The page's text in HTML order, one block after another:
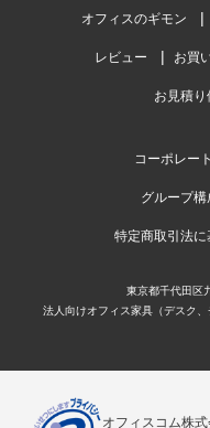
オフィスのギモン
レビュー お買
お見積り
コーポレー
グループ構
特定商取引法
東京都千代田区
法人向けオフィス家具（デスク
オフィスコム株